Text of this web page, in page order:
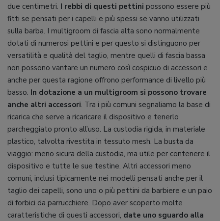
due centimetri. I rebbi di questi pettini possono essere più
fitti se pensati per i capelli e più spessi se vanno utilizzati
sulla barba. I multigroom di fascia alta sono normalmente
dotati di numerosi pettini e per questo si distinguono per
versatilità e qualità del taglio, mentre quelli di fascia bassa
non possono vantare un numero così cospicuo di accessori e
anche per questa ragione offrono performance di livello più
basso. In dotazione a un multigroom si possono trovare
anche altri accessori. Tra i più comuni segnaliamo la base di
ricarica che serve a ricaricare il dispositivo e tenerlo
parcheggiato pronto all’uso. La custodia rigida, in materiale
plastico, talvolta rivestita in tessuto mesh. La busta da
viaggio: meno sicura della custodia, ma utile per contenere il
dispositivo e tutte le sue testine. Altri accessori meno
comuni, inclusi tipicamente nei modelli pensati anche per il
taglio dei capelli, sono uno o più pettini da barbiere e un paio
di forbici da parrucchiere. Dopo aver scoperto molte
caratteristiche di questi accessori, date uno sguardo alla